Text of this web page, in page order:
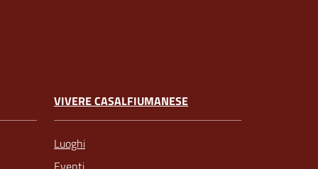
VIVERE CASALFIUMANESE
Luoghi